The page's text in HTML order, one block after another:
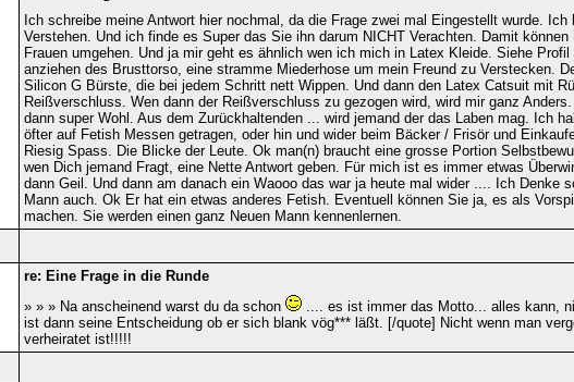
Ich schreibe meine Antwort hier nochmal, da die Frage zwei mal Eingestellt wurde. Ich
Verstehen. Und ich finde es Super das Sie ihn darum NICHT Verachten. Damit können
Frauen umgehen. Und ja mir geht es ähnlich wen ich mich in Latex Kleide. Siehe
anziehen des Brusttorso, eine stramme Miederhose um mein Freund zu Verstecken.
Silicon G Bürste, die bei jedem Schritt nett Wippen. Und dann den Latex Catsuit mit
Reißverschluss. Wen dann der Reißverschluss zu gezogen wird, wird mir ganz
dann super Wohl. Aus dem Zurückhaltenden ... wird jemand der das Laben mag. Ich
öfter auf Fetish Messen getragen, oder hin und wider beim Bäcker / Frisör und
Riesig Spass. Die Blicke der Leute. Ok man(n) braucht eine grosse Portion
wen Dich jemand Fragt, eine Nette Antwort geben. Für mich ist es immer etwas
dann Geil. Und dann am danach ein Waooo das war ja heute mal wider .... Ich Denke
Mann auch. Ok Er hat ein etwas anderes Fetish. Eventuell können Sie ja, es als
machen. Sie werden einen ganz Neuen Mann kennenlernen.
re: Eine Frage in die Runde
» » » Na anscheinend warst du da schon
.... es ist immer das Motto... alles kann,
ist dann seine Entscheidung ob er sich blank vög*** läßt. [/quote] Nicht wenn man
verheiratet ist!!!!!